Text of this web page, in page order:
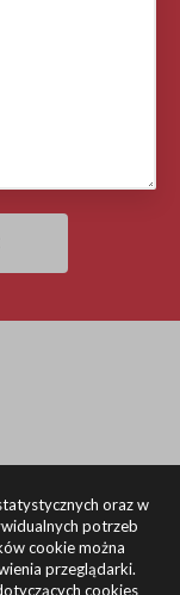
oraz w
potrzeb
cookie można
przeglądarki.
cookies